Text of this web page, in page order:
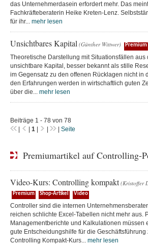
das Unternehmerdasein erfordert mehr. Das
Fachkräfteberaterin Heike Kreten-Lenz.
für ihr... mehr lesen
Unsichtbares Kapital (Günther Wittwer) Premium
Theoretische Darstellung mit Situationsfällen aus
unsichtbare Kapital, besser bekannt als stille
im Gegensatz zu den offenen Rücklagen nicht in
den Erfahrungen werden in wirtschaftlich guten
über die... mehr lesen
Beiträge 1 - 78 von 78
1 Seite
Premiumartikel auf Controlling-
Video-Kurs: Controlling kompakt (Kristoffer
Premium Shop-Artikel Video
Controller sind die internen
reichen schlichte Excel-Tabellen nicht mehr aus.
Managementberichte und Kalkulationen müssen
gute Entscheidungshilfe für die
Controlling Kompakt-Kurs... mehr lesen